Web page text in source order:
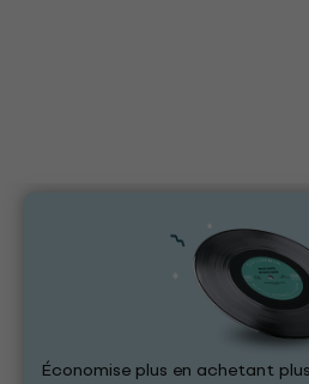
Économise plus en achetant